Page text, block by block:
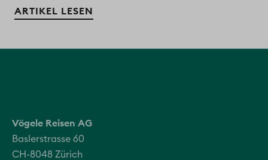
ARTIKEL LESEN
Vögele Reisen AG
Baslerstrasse 60
CH-8048 Zürich